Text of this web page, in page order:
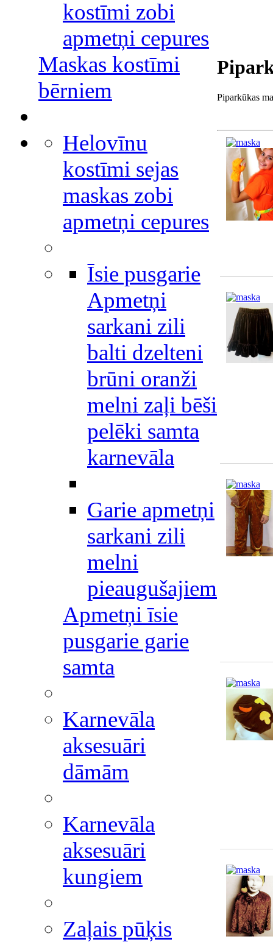
kostīmi zobi
apmetņi cepures
Maskas kostīmi
bērniem
Helovīnu
kostīmi sejas
maskas zobi
apmetņi cepures
Īsie pusgarie
Apmetņi
sarkani zili
balti dzelteni
brūni oranži
melni zaļi bēši
pelēki samta
karnevāla
Garie apmetņi
sarkani zili
melni
pieaugušajiem
Apmetņi īsie
pusgarie garie
samta
Karnevāla
aksesuāri
dāmām
Karnevāla
aksesuāri
kungiem
Zaļais pūķis
Piparkūkas